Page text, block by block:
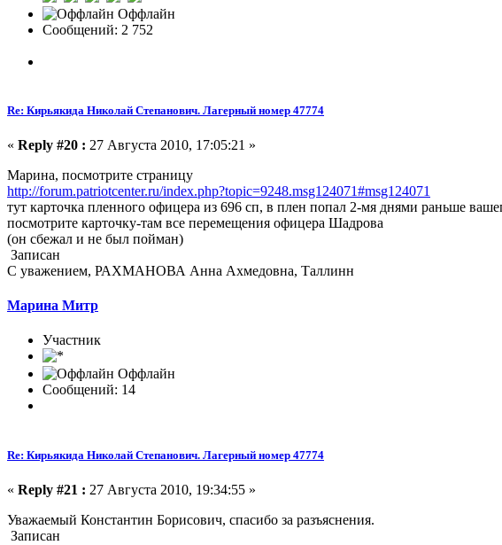
Оффлайн
Сообщений: 2 752
Re: Кирьякида Николай Степанович. Лагерный номер 47774
« Reply #20 : 27 Августа 2010, 17:05:21 »
Марина, посмотрите страницу
http://forum.patriotcenter.ru/index.php?topic=9248.msg124071#msg124071
тут карточка пленного офицера из 696 сп, в плен попал 2-мя днями раньше
посмотрите карточку-там все перемещения офицера Шадрова
(он сбежал и не был пойман)
Записан
С уважением, РАХМАНОВА Анна Ахмедовна, Таллинн
Марина Митр
Участник
Оффлайн
Сообщений: 14
Re: Кирьякида Николай Степанович. Лагерный номер 47774
« Reply #21 : 27 Августа 2010, 19:34:55 »
Уважаемый Константин Борисович, спасибо за разъяснения.
Записан